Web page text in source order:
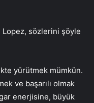
Lopez, sözlerini şöyle
yürütmek mümkün.
ve başarılı olmak
enerjisine, büyük